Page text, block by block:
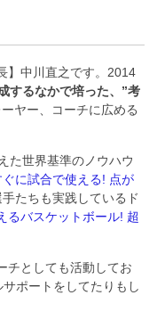
】中川直之です。2014
するなかで培った、”考
ヤー、コーチに広める
た世界基準のノウハウ
ぐに試合で使える! 点が
手たちも実践しているド
るバスケットボール! 超
チとしても活動してお
ポートをしてたりもし